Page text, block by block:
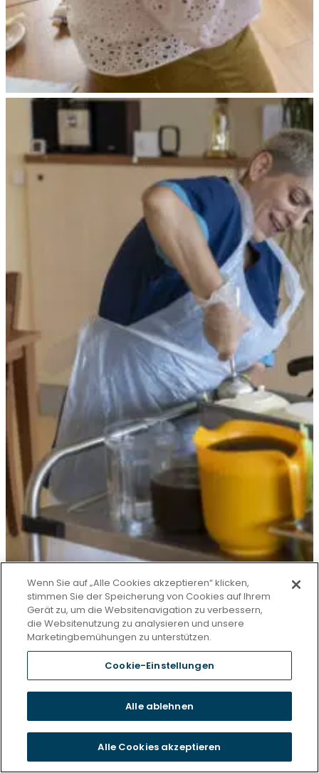
Wenn Sie auf „Alle Cookies akzeptieren“ klicken,
stimmen Sie der Speicherung von Cookies auf Ihrem
Gerät zu, um die Websitenavigation zu verbessern,
die Websitenutzung zu analysieren und unsere
Marketingbemühungen zu unterstützen.
Cookie-Einstellungen
Alle ablehnen
Alle Cookies akzeptieren